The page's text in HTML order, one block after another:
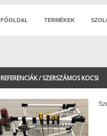
FŐOLDAL TERMÉKEK
REFERENCIÁK / SZERSZÁMOS KOCSI